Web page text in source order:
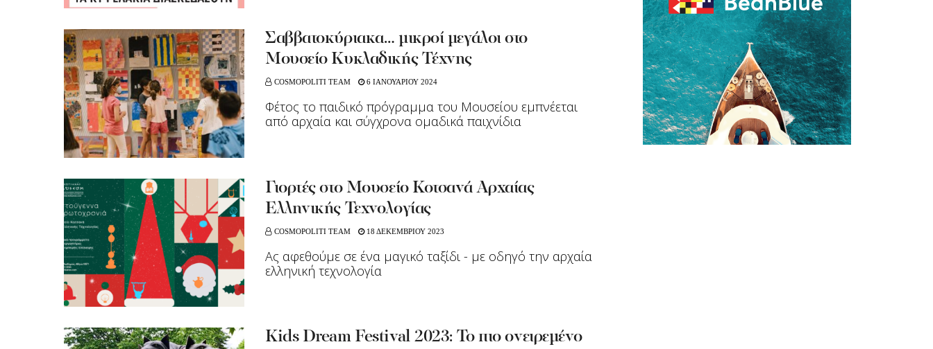
Σαββατοκύριακα… μικροί μεγάλοι στο
Μουσείο Κυκλαδικής Τέχνης
COSMOPOLITI TEAM 6 ΙΑΝΟΥΑΡΙΟΥ 2024
Φέτος το παιδικό πρόγραμμα του Μουσείου εμπνέεται
από αρχαία και σύγχρονα ομαδικά παιχνίδια
Γιορτές στο Μουσείο Κοτσανά Αρχαίας
Ελληνικής Τεχνολογίας
COSMOPOLITI TEAM 18 ΔΕΚΕΜΒΡΙΟΥ 2023
Ας αφεθούμε σε ένα μαγικό ταξίδι - με οδηγό την αρχαία
ελληνική τεχνολογία
Kids Dream Festival 2023: Το πιο ονειρεμένο